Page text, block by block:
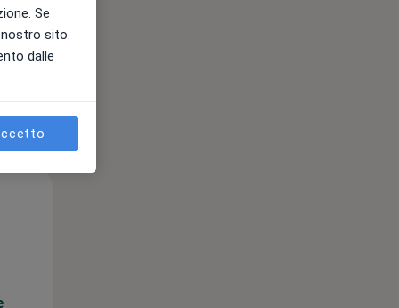
Se
sito.
dalle